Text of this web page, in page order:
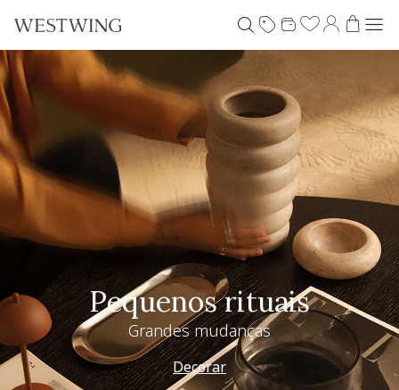
Pequenos rituais
Grandes mudanças
Decorar